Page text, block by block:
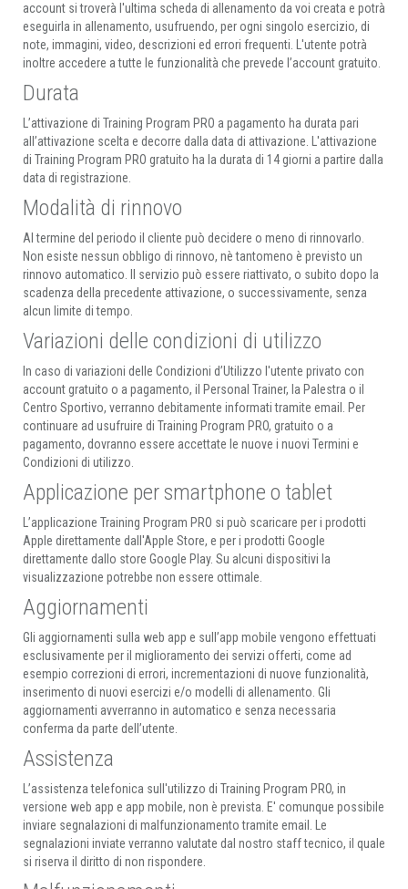
account si troverà l'ultima scheda di allenamento da voi creata e potrà
eseguirla in allenamento, usufruendo, per ogni singolo esercizio, di
note, immagini, video, descrizioni ed errori frequenti. L'utente potrà
inoltre accedere a tutte le funzionalità che prevede l’account gratuito.
Durata
L’attivazione di Training Program PRO a pagamento ha durata pari
all’attivazione scelta e decorre dalla data di attivazione. L'attivazione
di Training Program PRO gratuito ha la durata di 14 giorni a partire dalla
data di registrazione.
Modalità di rinnovo
Al termine del periodo il cliente può decidere o meno di rinnovarlo.
Non esiste nessun obbligo di rinnovo, nè tantomeno è previsto un
rinnovo automatico. Il servizio può essere riattivato, o subito dopo la
scadenza della precedente attivazione, o successivamente, senza
alcun limite di tempo.
Variazioni delle condizioni di utilizzo
In caso di variazioni delle Condizioni d’Utilizzo l'utente privato con
account gratuito o a pagamento, il Personal Trainer, la Palestra o il
Centro Sportivo, verranno debitamente informati tramite email. Per
continuare ad usufruire di Training Program PRO, gratuito o a
pagamento, dovranno essere accettate le nuove i nuovi Termini e
Condizioni di utilizzo.
Applicazione per smartphone o tablet
L’applicazione Training Program PRO si può scaricare per i prodotti
Apple direttamente dall'Apple Store, e per i prodotti Google
direttamente dallo store Google Play. Su alcuni dispositivi la
visualizzazione potrebbe non essere ottimale.
Aggiornamenti
Gli aggiornamenti sulla web app e sull’app mobile vengono effettuati
esclusivamente per il miglioramento dei servizi offerti, come ad
esempio correzioni di errori, incrementazioni di nuove funzionalità,
inserimento di nuovi esercizi e/o modelli di allenamento. Gli
aggiornamenti avverranno in automatico e senza necessaria
conferma da parte dell’utente.
Assistenza
L’assistenza telefonica sull'utilizzo di Training Program PRO, in
versione web app e app mobile, non è prevista. E' comunque possibile
inviare segnalazioni di malfunzionamento tramite email. Le
segnalazioni inviate verranno valutate dal nostro staff tecnico, il quale
si riserva il diritto di non rispondere.